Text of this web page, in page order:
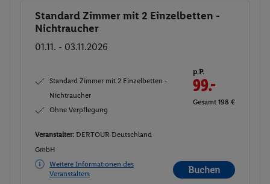
Buchen
Standard Zimmer mit 2 Einzelbetten -
Nichtraucher
01.11. - 03.11.2026
Standard Zimmer mit 2 Einzelbetten -
Nichtraucher
Ohne Verpflegung
p.P.
99.-
Gesamt 198 €
Veranstalter: DERTOUR Deutschland
GmbH
Weitere Informationen des
Veranstalters
Buchen